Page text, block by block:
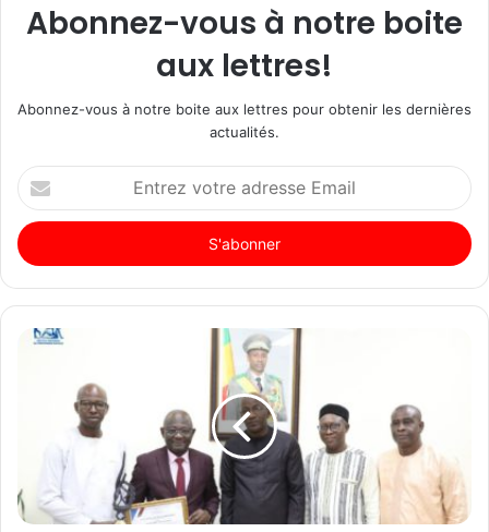
Abonnez-vous à notre boite
aux lettres!
Abonnez-vous à notre boite aux lettres pour obtenir les dernières
actualités.
Entrez
votre
adresse
Email